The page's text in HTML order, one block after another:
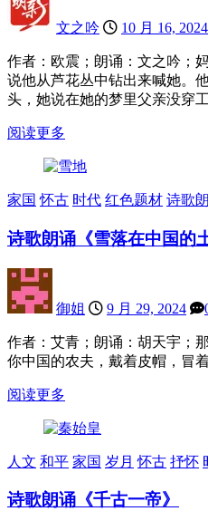
文之吟 10 月 16, 2024
作者：欧震；朗诵：文之吟；
说他从芦花丛中钻出来喊她。
头，她说在她的梦里父亲没穿
阅读更多
家国 怀古 时代 红色题材 诗歌
诗歌朗诵《雪落在中国的
御姐 9 月 29, 2024
作者：艾青；朗诵：胡天宇；
你中国的农夫，戴着皮帽，冒
阅读更多
人文 和平 家国 岁月 怀古 抒怀
诗歌朗诵《千古一帝》